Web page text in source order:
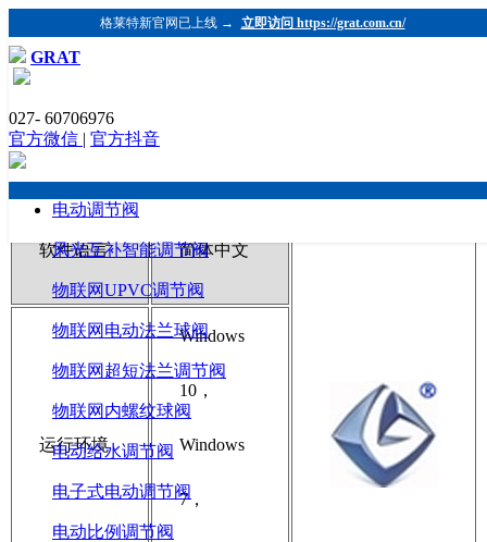
格莱特新官网已上线 → 立即访问 https://grat.com.cn/
GRAT
027- 60706976
官方微信 | 官方抖音
电动调节阀
风光互补智能调节阀
物联网UPVC调节阀
物联网电动法兰球阀
物联网超短法兰调节阀
物联网内螺纹球阀
电动给水调节阀
电子式电动调节阀
电动比例调节阀
格莱特阀门控制器型号编制及说明
软件语言 简体中文
运行环境
Windows
10，
Windows
7，